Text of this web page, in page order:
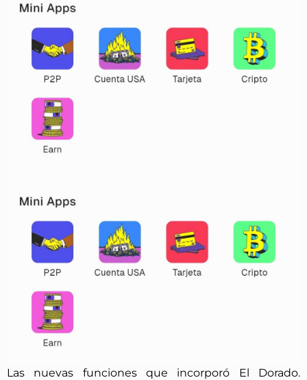
Las nuevas funciones que incorporó El Dorado.